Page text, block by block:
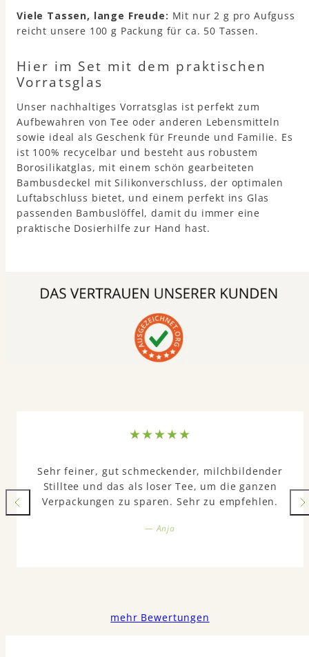
Viele Tassen, lange Freude: Mit nur 2 g pro Aufguss
reicht unsere 100 g Packung für ca. 50 Tassen.
Hier im Set mit dem praktischen
Vorratsglas
Unser nachhaltiges Vorratsglas ist perfekt zum
Aufbewahren von Tee oder anderen Lebensmitteln
sowie ideal als Geschenk für Freunde und Familie. Es
ist 100% recycelbar und besteht aus robustem
Borosilikatglas, mit einem schön gearbeiteten
Bambusdeckel mit Silikonverschluss, der optimalen
Luftabschluss bietet, und einem perfekt ins Glas
passenden Bambuslöffel, damit du immer eine
praktische Dosierhilfe zur Hand hast.
Sehr feiner, gut schmeckender, milchbildender
Stilltee und das als loser Tee, um die ganzen
Verpackungen zu sparen. Sehr zu empfehlen.
— Anja
mehr Bewertungen